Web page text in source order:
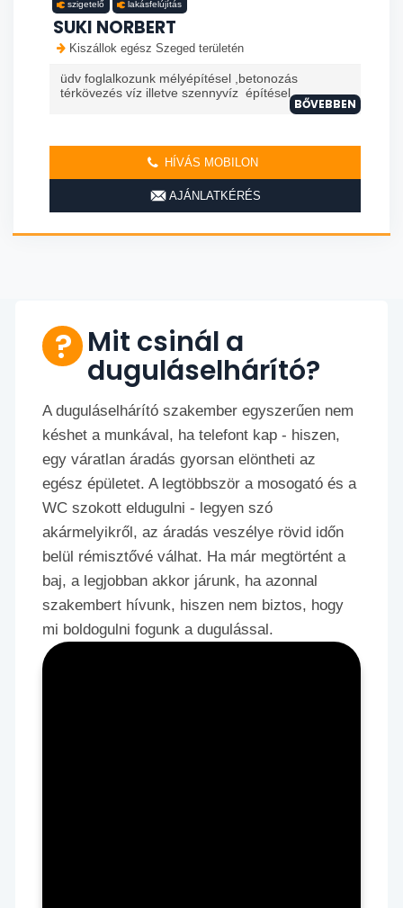
szigetelő lakásfelújítás
SUKI NORBERT
Kiszállok egész Szeged területén
üdv foglalkozunk mélyépítésel ,betonozás
térkövezés víz illetve szennyvíz építésel
BŐVEBBEN
HÍVÁS MOBILON
AJÁNLATKÉRÉS
Mit csinál a
duguláselhárító?
A duguláselhárító szakember egyszerűen nem
késhet a munkával, ha telefont kap - hiszen,
egy váratlan áradás gyorsan elöntheti az
egész épületet. A legtöbbször a mosogató és a
WC szokott eldugulni - legyen szó
akármelyikről, az áradás veszélye rövid időn
belül rémisztővé válhat. Ha már megtörtént a
baj, a legjobban akkor járunk, ha azonnal
szakembert hívunk, hiszen nem biztos, hogy
mi boldogulni fogunk a dugulással.